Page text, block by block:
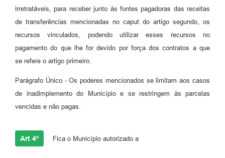
irretratáveis, para receber junto às fontes pagadoras das receitas
de transferências mencionadas no caput do artigo segundo, os
recursos vinculados, podendo utilizar esses recursos no
pagamento do que lhe for devido por força dos contratos a que
se refere o artigo primeiro.
Parágrafo Único - Os poderes mencionados se limitam aos casos
de inadimplemento do Município e se restringem às parcelas
vencidas e não pagas.
Art 4º Fica o Município autorizado a